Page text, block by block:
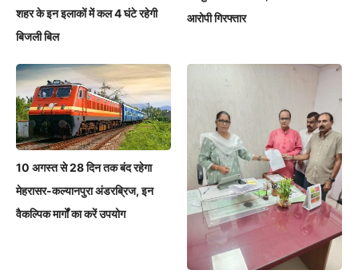
शहर के इन इलाकों में कल 4 घंटे रहेगी
बिजली बिल
आरोपी गिरफ्तार
10 अगस्त से 28 दिन तक बंद रहेगा
मेहरासर-कल्यानपुरा अंडरब्रिज, इन
वैकल्पिक मार्गों का करें उपयोग